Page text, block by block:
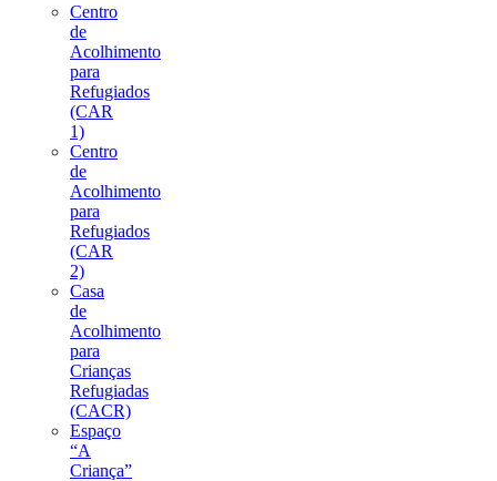
Centro
de
Acolhimento
para
Refugiados
(CAR
1)
Centro
de
Acolhimento
para
Refugiados
(CAR
2)
Casa
de
Acolhimento
para
Crianças
Refugiadas
(CACR)
Espaço
“A
Criança”